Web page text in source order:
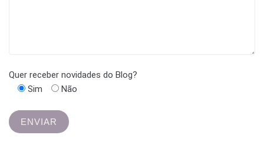
Quer receber novidades do Blog?
Sim
Não